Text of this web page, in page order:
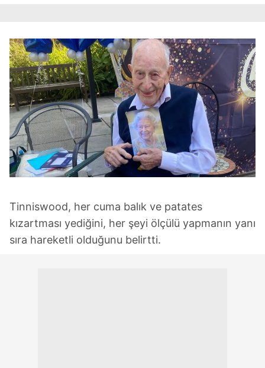
Tinniswood, her cuma balık ve patates
kızartması yediğini, her şeyi ölçülü yapmanın yanı
sıra hareketli olduğunu belirtti.